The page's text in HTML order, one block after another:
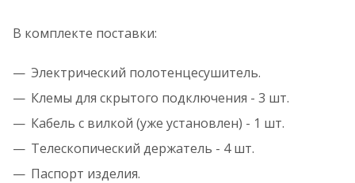
В комплекте поставки:
Электрический полотенцесушитель.
Клемы для скрытого подключения - 3 шт.
Кабель с вилкой (уже установлен) - 1 шт.
Телескопический держатель - 4 шт.
Паспорт изделия.